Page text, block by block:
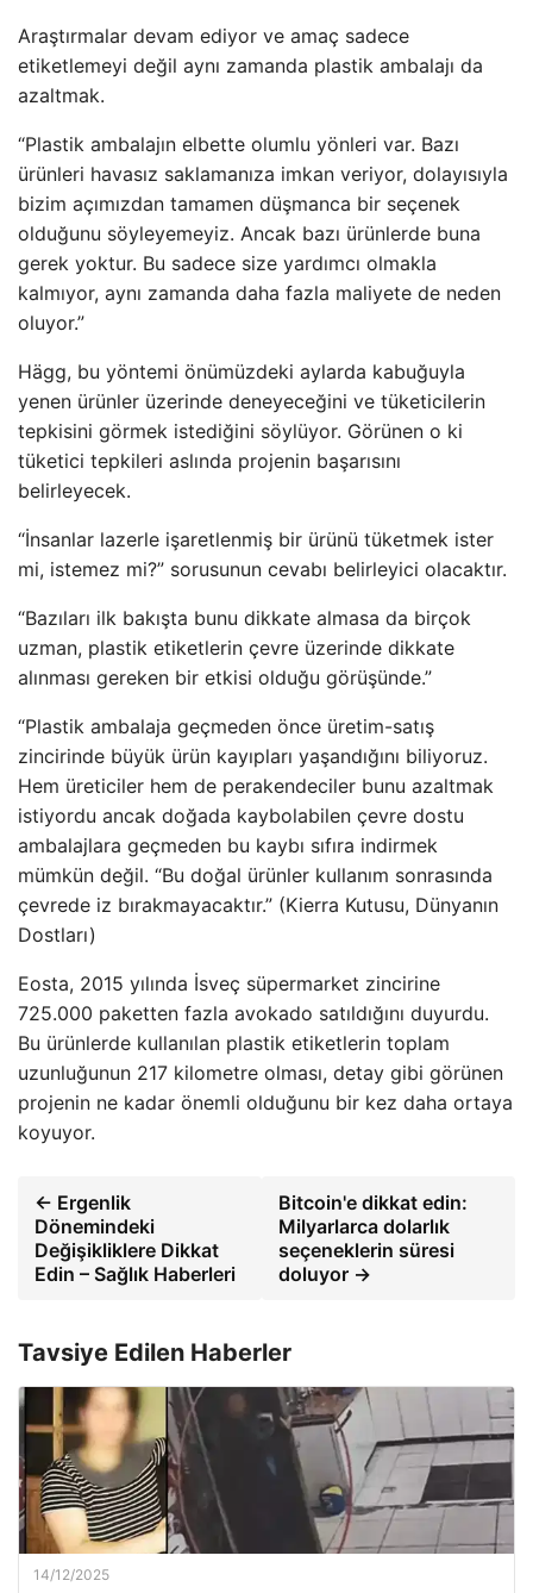
Araştırmalar devam ediyor ve amaç sadece
etiketlemeyi değil aynı zamanda plastik ambalajı da
azaltmak.
“Plastik ambalajın elbette olumlu yönleri var. Bazı
ürünleri havasız saklamanıza imkan veriyor, dolayısıyla
bizim açımızdan tamamen düşmanca bir seçenek
olduğunu söyleyemeyiz. Ancak bazı ürünlerde buna
gerek yoktur. Bu sadece size yardımcı olmakla
kalmıyor, aynı zamanda daha fazla maliyete de neden
oluyor.”
Hägg, bu yöntemi önümüzdeki aylarda kabuğuyla
yenen ürünler üzerinde deneyeceğini ve tüketicilerin
tepkisini görmek istediğini söylüyor. Görünen o ki
tüketici tepkileri aslında projenin başarısını
belirleyecek.
“İnsanlar lazerle işaretlenmiş bir ürünü tüketmek ister
mi, istemez mi?” sorusunun cevabı belirleyici olacaktır.
“Bazıları ilk bakışta bunu dikkate almasa da birçok
uzman, plastik etiketlerin çevre üzerinde dikkate
alınması gereken bir etkisi olduğu görüşünde.”
“Plastik ambalaja geçmeden önce üretim-satış
zincirinde büyük ürün kayıpları yaşandığını biliyoruz.
Hem üreticiler hem de perakendeciler bunu azaltmak
istiyordu ancak doğada kaybolabilen çevre dostu
ambalajlara geçmeden bu kaybı sıfıra indirmek
mümkün değil. “Bu doğal ürünler kullanım sonrasında
çevrede iz bırakmayacaktır.” (Kierra Kutusu, Dünyanın
Dostları)
Eosta, 2015 yılında İsveç süpermarket zincirine
725.000 paketten fazla avokado satıldığını duyurdu.
Bu ürünlerde kullanılan plastik etiketlerin toplam
uzunluğunun 217 kilometre olması, detay gibi görünen
projenin ne kadar önemli olduğunu bir kez daha ortaya
koyuyor.
← Ergenlik
Dönemindeki
Değişikliklere Dikkat
Edin – Sağlık Haberleri
Bitcoin'e dikkat edin:
Milyarlarca dolarlık
seçeneklerin süresi
doluyor →
Tavsiye Edilen Haberler
14/12/2025